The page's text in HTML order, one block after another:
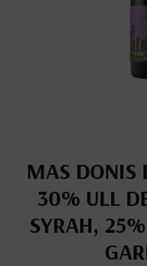
MAS DONIS
30% ULL
SYRAH,